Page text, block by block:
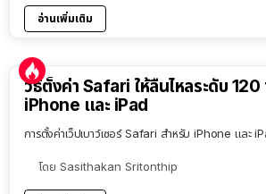
อ่านเพิ่มเติม
วิธีตั้งค่า Safari ให้ลื่นไหลระดับ
iPhone และ iPad
การตั้งค่าเว็ปเบาว์เซอร์ Safari สำหรับ iPhone และ
โดย Sasithakan Sritonthip